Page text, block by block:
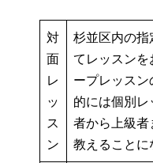
対
面
レ
ッ
ス
ン
杉並区内の指
てレッスン
ープレッス
的には個別
者から上級者
教えることに